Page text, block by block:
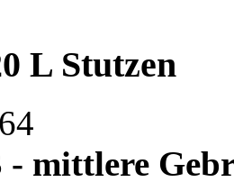
L Stutzen
mittlere